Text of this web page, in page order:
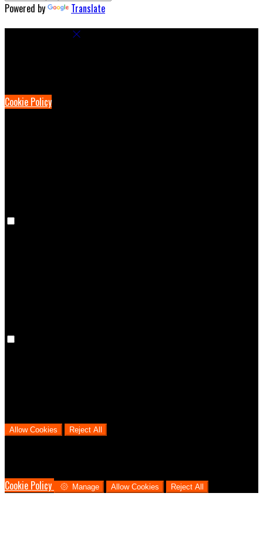
Powered by Translate
Cookie Policy
Allow Cookies Reject All
Cookie Policy
Manage Allow Cookies Reject All